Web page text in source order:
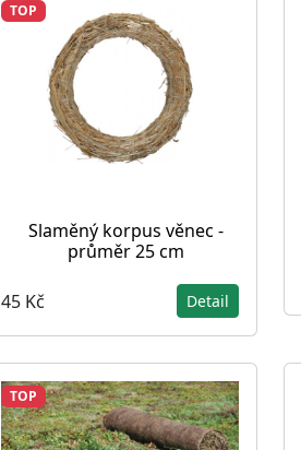
TOP
Slaměný korpus věnec -
průměr 25 cm
45 Kč Detail
TOP